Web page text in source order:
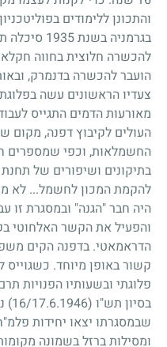
והתכונן ללימודים
בגרמניה בשנת1935 סיכלה
להכשרה חלוצית בחווה
הועבר להכשרה בדנמרק,
צעדיו הראשונים עשה
מאורעות הדמים התגייס
העולים לקיבוץ דפנה, מקום
החשמלאות, וכפי שמספרים
בתיקונים ושיפורים של
להקמת המכון לחשמל... לא
היה חבר "הגנה" ובמסגרת זו
והפעיל את הקשר האלחוטי
הדראמאטי. בדפנה הקים
קשור באופן מיוחד.
פלוגתי ובשעותיו הפנויות
בסיון תש"ו 16/17.6.1946)
)
שבמסגרתו יצאו יחידות
ומסילות ברזל בשמונה